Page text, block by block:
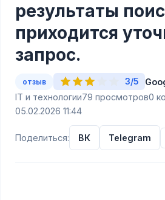
результаты
приходится
запрос.
отзыв 3/5
IT и технологии79 просмотров0
05.02.2026 11:44
Поделиться: ВК Telegram